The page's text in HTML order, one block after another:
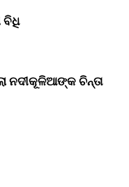
ବିଧି
ନଦୀକୂଳିଆଙ୍କ ଚିନ୍ତା